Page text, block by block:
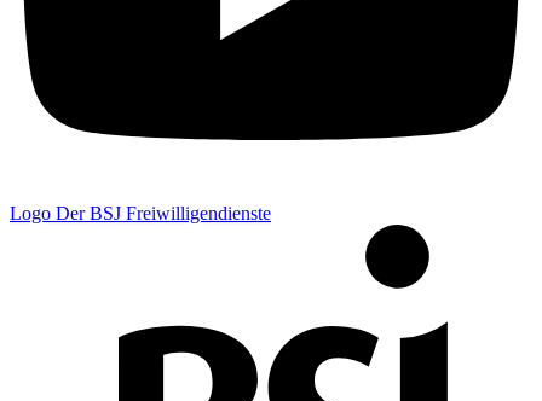
Logo Der BSJ Freiwilligendienste